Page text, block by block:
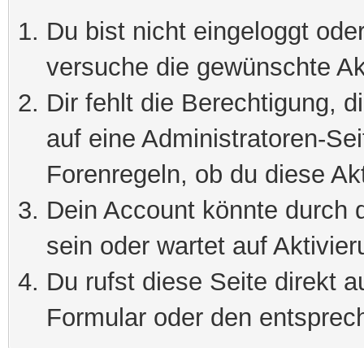
Du bist nicht eingeloggt
versuche die gewünschte
Dir fehlt die Berechtigung,
auf eine Administratoren-
Forenregeln, ob du diese
Dein Account könnte durch
sein oder wartet auf
Du rufst diese Seite direkt
Formular oder den